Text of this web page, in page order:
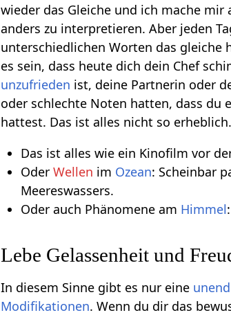
wieder das Gleiche und ich mache
anders zu interpretieren. Aber jeden
unterschiedlichen Worten das gleiche
es sein, dass heute dich dein Chef
unzufrieden ist, deine Partnerin oder
oder schlechte Noten hatten, dass du
hattest. Das ist alles nicht so erheblich.
Das ist alles wie ein Kinofilm vor
OderWellen im Ozean: Scheinbar
Meereswassers.
Oder auch Phänomene am Himmel
Lebe Gelassenheit und
In diesem Sinne gibt es nur eine
Modifikationen. Wenn du dir das